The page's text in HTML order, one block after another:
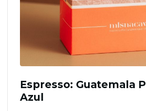
Espresso: Guatemala
Azul